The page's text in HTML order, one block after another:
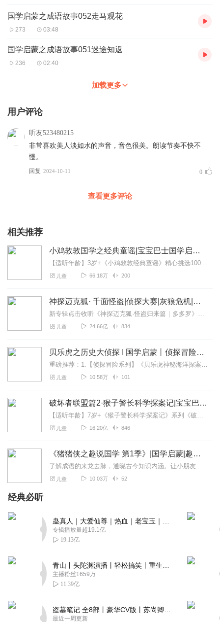
国学启蒙之成语故事052走马观花
273 03:48
国学启蒙之成语故事051迷途知返
236 02:40
加载更多
用户评论
听友523480215
非常喜欢美人淡如水的声音，音色很美。朗读节奏不快不
慢。
回复 2024-10-11 0
查看更多评论
相关推荐
小鸡敦敦国学之经典童谣|宝宝巴士国学启蒙|儿歌说话
【适听年龄】3岁+《小鸡敦敦经典童谣》精心挑选100首广为流传的经典童谣，跨越北京、上海、四川、重庆等地区，以及壮族、彝族等少数民族，将这些文化瑰宝以全新的面貌...
儿童 66.18万 200
神探迈克狐· 千面怪盗|侦探大赛|灰狼危机|多多罗
新专辑点击收听《神探迈克狐·怪盗归来篇｜多多罗》！！！>>>点击进入主播橱窗购买《神探迈克狐》系列图书吧!<<<多多罗故事【点击前往】收听多多罗其他好玩有趣的故...
儿童 24.66亿 834
贝乐虎之历史大侦探 I 国学启蒙丨侦探冒险故事
重磅推荐：1.【侦探冒险系列】《贝乐虎神秘海洋探案记丨侦探冒险故事丨科普百科》《贝乐虎之历史大侦探丨国学启蒙丨侦探冒险故事》2.【经典名著系列】《贝乐虎讲西游记...
儿童 10.58万 101
破坏者联盟篇2·猴子警长科学探案记|宝宝巴士故事
【适听年龄】7岁+《猴子警长科学探案记》系列《破坏者联盟篇1·猴子警长科学探案记》>>>《破坏者联盟篇2·猴子警长科学探案记》>>>《破坏者联盟篇3·猴子警长科...
儿童 16.20亿 846
《猪猪侠之趣说国学 第1季》|国学启蒙|趣味好玩
了解成语的来龙去脉，通晓古今知识内涵。让小朋友们在有趣的成语故事中体验语言的魅力。中国诗词：诗词不死背，不硬记，背后典故还超有趣！走进诗词的奇妙世界，领略诗词...
儿童 10.03万 52
经典必听
专辑播放量超19.1亿
19.13亿
主播粉丝1659万
11.39亿
最近一周更新